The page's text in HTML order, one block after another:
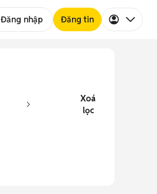
Đăng nhập Đăng tin
Xoá
lọc